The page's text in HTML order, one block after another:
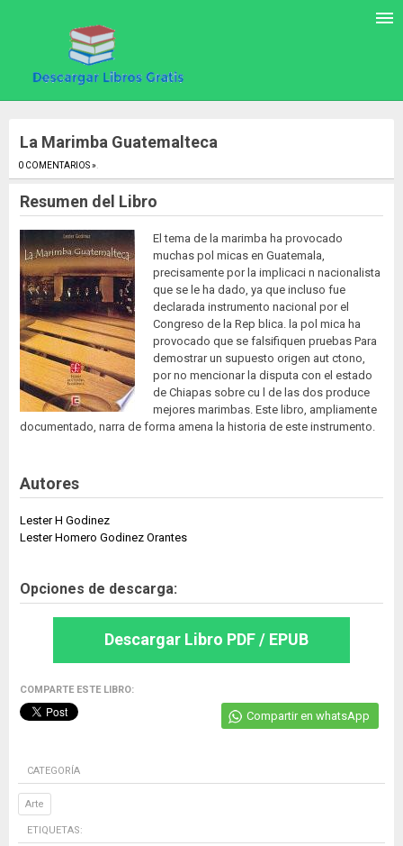
La Marimba Guatemalteca
0 COMENTARIOS ».
Resumen del Libro
El tema de la marimba ha provocado
muchas pol micas en Guatemala,
precisamente por la implicaci n nacionalista
que se le ha dado, ya que incluso fue
declarada instrumento nacional por el
Congreso de la Rep blica. la pol mica ha
provocado que se falsifiquen pruebas Para
demostrar un supuesto origen aut ctono,
por no mencionar la disputa con el estado
de Chiapas sobre cu l de las dos produce
mejores marimbas. Este libro, ampliamente
documentado, narra de forma amena la historia de este instrumento.
Autores
Lester H Godinez
Lester Homero Godinez Orantes
Opciones de descarga:
Descargar Libro PDF / EPUB
COMPARTE ESTE LIBRO:
Compartir en whatsApp
CATEGORÍA
Arte
ETIQUETAS: